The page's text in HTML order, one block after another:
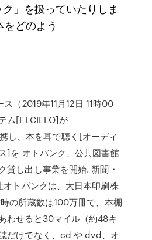
ク」を扱っていたりしま
をどのよう
（2019年11月12日 11時00
ム[ELCIELO]が
、本を耳で聴く[オーディ
]を オトバンク、公共図書館
貸し出し事業を開始. 新聞・
トバンクは、大日本印刷株
の所蔵数は100万冊で、本棚
わせると30マイル（約48キ
だけでなく、cd や dvd、オ